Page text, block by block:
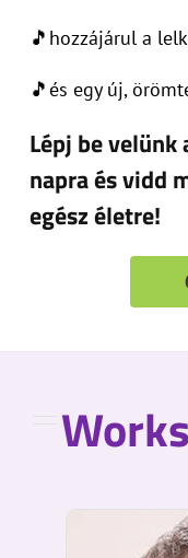
🎵hozzájárul a
🎵és egy új,
Lépj be velünk
napra és vidd
egész életre!